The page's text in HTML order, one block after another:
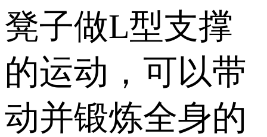
凳子做L型支撑
的运动，可以带
动并锻炼全身的